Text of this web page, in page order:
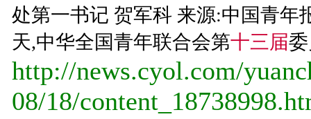
处第一书记 贺军科 来源:中国青年
天,中华全国青年联合会第十三届
http://news.cyol.com/
08/18/